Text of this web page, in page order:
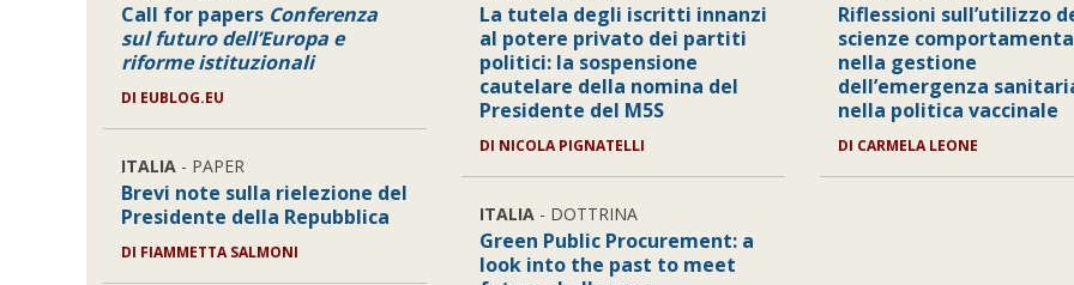
Call for papers Conferenza
sul futuro dell’Europa e
riforme istituzionali
DI EUBLOG.EU
ITALIA - PAPER
Brevi note sulla rielezione del
Presidente della Repubblica
DI FIAMMETTA SALMONI
La tutela degli iscritti innanzi
al potere privato dei partiti
politici: la sospensione
cautelare della nomina del
Presidente del M5S
DI NICOLA PIGNATELLI
ITALIA - DOTTRINA
Green Public Procurement: a
look into the past to meet
Riflessioni sull’utilizzo
scienze
nella gestione
dell’emergenza
nella politica vaccinale
DI CARMELA LEONE